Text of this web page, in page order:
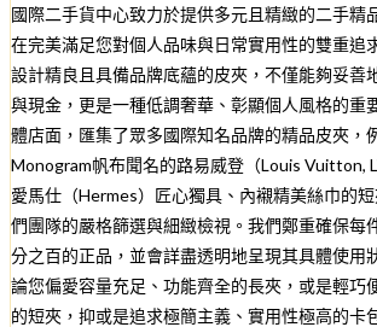
國際二手貨中心致力於提供多元且精緻的二手精
在完美滿足您對個人品味與日常實用性的雙重追
設計精良且具備品牌底蘊的皮夾，不僅能夠妥善
與現金，更是一種低調奢華、彰顯個人風格的重
體店面，匯集了眾多國際知名品牌的精品皮夾，
Monogram帆布聞名的路易威登（Louis Vuitton,
愛馬仕（Hermes）匠心獨具、內襯精美絲巾的
們團隊的嚴格篩選與細緻檢視。我們鄭重確保每
分之百的正品，並會詳盡透明地呈現其具體使用
論您偏愛容量充足、功能齊全的長夾，或是輕巧
的短夾，抑或是追求極簡主義、實用性極高的卡